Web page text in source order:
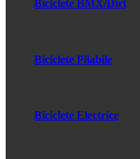
Biciclete BMX/Dirt
Biciclete Pliabile
Biciclete Electrice